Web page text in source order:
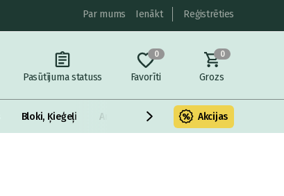
Par mums Ienākt Reģistrēties
Pasūtījuma statuss
0
Favorīti
0
Grozs
Bloki, Ķieģeļi Armatūra un metāls Fasādes
Akcijas